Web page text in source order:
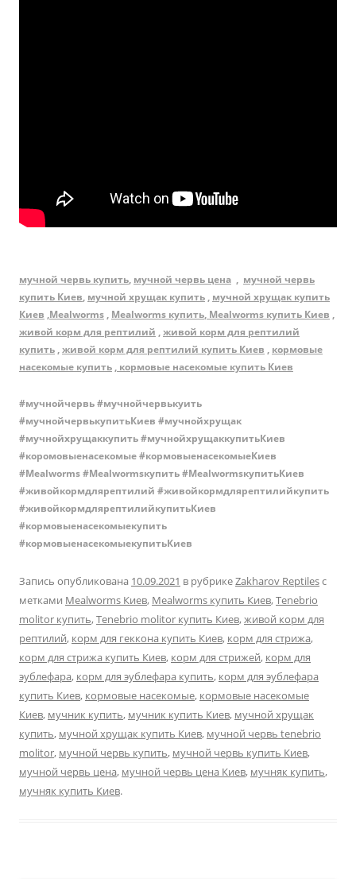
мучной червь купить, мучной червь цена , мучной червь
купить Киев, мучной хрущак купить , мучной хрущак купить
Киев ,Mealworms , Mealworms купить, Mealworms купить Киев ,
живой корм для рептилий ,живой корм для рептилий
купить ,живой корм для рептилий купить Киев , кормовые
насекомые купить , кормовые насекомые купить Киев
#мучнойчервь #мучнойчервькуить
#мучнойчервькупитьКиев #мучнойхрущак
#мучнойхрущаккупить #мучнойхрущаккупитьКиев
#коромовыенасекомые #кормовыенасекомыеКиев
#Mealworms #Mealwormsкупить #MealwormsкупитьКиев
#живойкормдлярептилий #живойкормдлярептилийкупить
#живойкормдлярептилийкупитьКиев
#кормовыенасекомыекупить
#кормовыенасекомыекупитьКиев
Запись опубликована 10.09.2021 в рубрикеZakharov Reptilesс
метками Mealworms Киев, Mealworms купить Киев,Tenebrio
molitor купить,Tenebrio molitor купить Киев,живой корм для
рептилий, корм для геккона купить Киев, корм для стрижа,
корм для стрижа купить Киев, корм для стрижей, корм для
эублефара, корм для эублефара купить, корм для эублефара
купить Киев, кормовые насекомые, кормовые насекомые
Киев, мучник купить, мучник купить Киев, мучной хрущак
купить, мучной хрущак купить Киев, мучной червь tenebrio
molitor, мучной червь купить, мучной червь купить Киев,
мучной червь цена, мучной червь цена Киев, мучняк купить,
мучняк купить Киев.